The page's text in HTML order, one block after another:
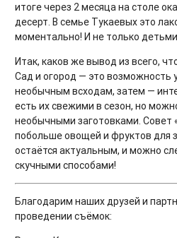
итоге через 2 месяца на столе
десерт. В семье Тукаевых это
моментально! И не только
Итак, каков же вывод из всего,
Сад и огород — это возможность
необычным всходам, затем —
есть их свежими в сезон, но
необычными заготовками. Совет
побольше овощей и фруктов для
остаётся актуальным, и можно
скучными способами!
Благодарим наших друзей и
проведении съёмок: